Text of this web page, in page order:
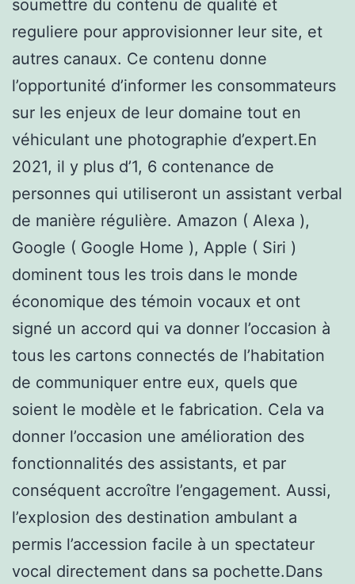
soumettre du contenu de qualité et
reguliere pour approvisionner leur site, et
autres canaux. Ce contenu donne
l’opportunité d’informer les consommateurs
sur les enjeux de leur domaine tout en
véhiculant une photographie d’expert.En
2021, il y plus d’1, 6 contenance de
personnes qui utiliseront un assistant verbal
de manière régulière. Amazon ( Alexa ),
Google ( Google Home ), Apple ( Siri )
dominent tous les trois dans le monde
économique des témoin vocaux et ont
signé un accord qui va donner l’occasion à
tous les cartons connectés de l’habitation
de communiquer entre eux, quels que
soient le modèle et le fabrication. Cela va
donner l’occasion une amélioration des
fonctionnalités des assistants, et par
conséquent accroître l’engagement. Aussi,
l’explosion des destination ambulant a
permis l’accession facile à un spectateur
vocal directement dans sa pochette.Dans